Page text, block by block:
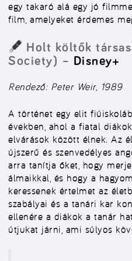
egy takaró alá egy jó
film, amelyeket érdemes
Holt költők
Society) – Disney+
Rendező: Peter Weir, 1989
A történet egy elit
években, ahol a fiatal
elvárások között élnek. Az
újszerű és szenvedélyes
arra tanítja őket, hogy
álmaikkal, és hogy a
keressenek értelmet az
szabályai és a tanári kar
ellenére a diákok a tanár
útjukat járni, ami súlyos